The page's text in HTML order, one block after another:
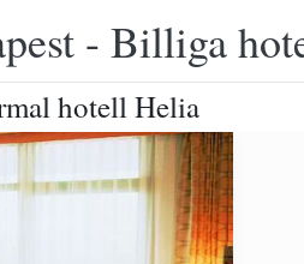
- Billiga
hotell Helia